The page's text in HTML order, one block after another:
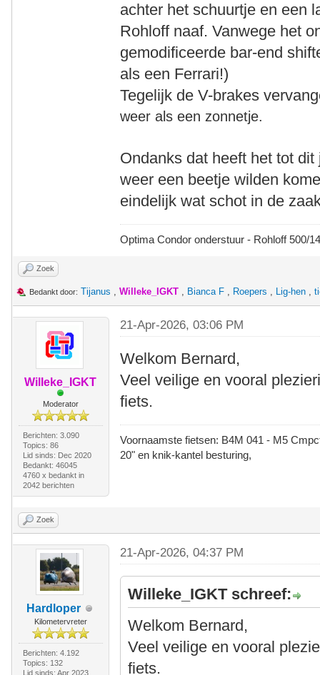
achter het schuurtje en een
Rohloff naaf. Vanwege het
gemodificeerde bar-end
als een Ferrari!)
Tegelijk de V-brakes
weer als een zonnetje.
Ondanks dat heeft het tot
weer een beetje wilden
eindelijk wat schot in de
Optima Condor onderstuur - Rohloff 500/
Zoek
Bedankt door: Tijanus , Willeke_IGKT , Bianca F , Roepers , Lig-hen ,
Willeke_IGKT
Moderator
Berichten: 3.090
Topics: 86
Lid sinds: Dec 2020
Bedankt: 46045
4760 x bedankt in
2042 berichten
21-Apr-2026, 03:06 PM
Welkom Bernard,
Veel veilige en vooral
fiets.
Voornaamste fietsen: B4M 041 - M5
20" en knik-kantel besturing,
Zoek
Hardloper
Kilometervreter
Berichten: 4.192
Topics: 132
Lid sinds: Apr 2023
21-Apr-2026, 04:37 PM
Willeke_IGKT schreef:
Welkom Bernard,
Veel veilige en vooral
fiets.